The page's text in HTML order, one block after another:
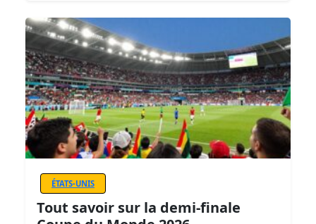
ÉTATS-UNIS
Tout savoir sur la demi-finale